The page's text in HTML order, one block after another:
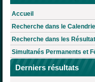
Accueil
Recherche dans le
Recherche dans les
Simultanés Permanents et
Derniers résultats